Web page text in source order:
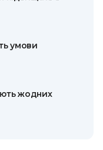
умови
жодних